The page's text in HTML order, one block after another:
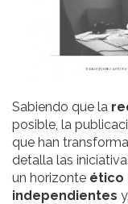
Sabiendo que la
posible, la
que han
detalla las
un horizonte ético
independientes